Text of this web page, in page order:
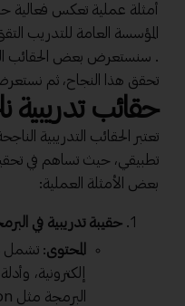
أمثلة عملية تعكس فعالية
المؤسسة العامة للتدريب
. سنستعرض بعض الحقائب
تحقق هذا النجاح، ثم
حقائب تدريبية
تعتبر الحقائب التدريبية
تطبيقي، حيث تساهم في
بعض الأمثلة العملية:
حقيبة تدريبية في
المحتوى: تشمل
إلكترونية،
البرمجة مثل Python وJavaScript.